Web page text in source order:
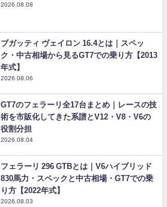
2026.08.08
ブガッティ ヴェイロン 16.4とは｜スペッ
ク・中古相場から見るGT7での乗り方【2013
年式】
2026.08.06
GT7のフェラーリ全17台まとめ｜レースの技
術を市販化してきた系譜とV12・V8・V6の
役割分担
2026.08.04
フェラーリ 296 GTBとは｜V6ハイブリッド
830馬力・スペックと中古相場・GT7での乗
り方【2022年式】
2026.08.03